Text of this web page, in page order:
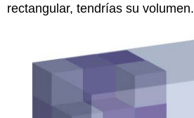
rectangular, tendrías su volumen.